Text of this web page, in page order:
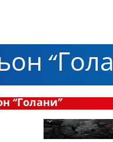
“Голани”